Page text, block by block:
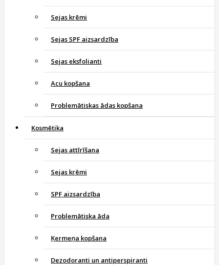
Sejas krēmi
Sejas SPF aizsardzība
Sejas eksfolianti
Acu kopšana
Problemātiskas ādas kopšana
Kosmētika
Sejas attīrīšana
Sejas krēmi
SPF aizsardzība
Problemātiska āda
Ķermeņa kopšana
Dezodoranti un antiperspiranti